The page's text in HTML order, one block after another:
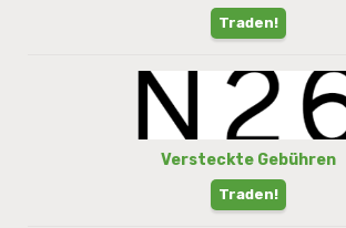
Traden!
Versteckte Gebühren
Traden!